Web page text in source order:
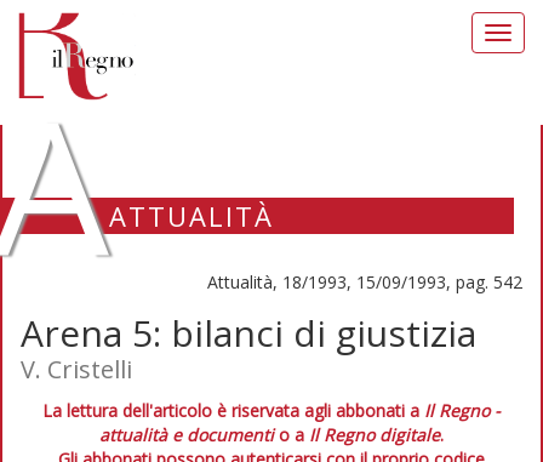
ATTUALITÀ
Attualità, 18/1993, 15/09/1993, pag. 542
Arena 5: bilanci di giustizia
V. Cristelli
La lettura dell'articolo è riservata agli abbonati a Il Regno -
attualità e documentio a Il Regno digitale.